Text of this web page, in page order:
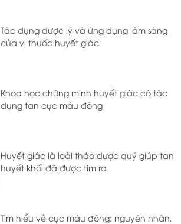
Tác dụng dược lý và ứng dụng lâm sàng
của vị thuốc huyết giác
Khoa học chứng minh huyết giác có tác
dụng tan cục máu đông
Huyết giác là loài thảo dược quý giúp tan
huyết khối đã được tìm ra
Tìm hiểu về cục máu đông: nguyên nhân,